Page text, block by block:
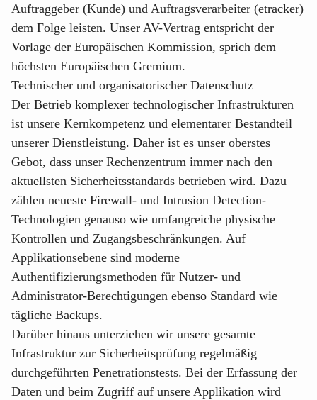
Auftraggeber (Kunde) und Auftragsverarbeiter (etracker)
dem Folge leisten. Unser AV-Vertrag entspricht der
Vorlage der Europäischen Kommission, sprich dem
höchsten Europäischen Gremium.
Technischer und organisatorischer Datenschutz
Der Betrieb komplexer technologischer Infrastrukturen
ist unsere Kernkompetenz und elementarer Bestandteil
unserer Dienstleistung. Daher ist es unser oberstes
Gebot, dass unser Rechenzentrum immer nach den
aktuellsten Sicherheitsstandards betrieben wird. Dazu
zählen neueste Firewall- und Intrusion Detection-
Technologien genauso wie umfangreiche physische
Kontrollen und Zugangsbeschränkungen. Auf
Applikationsebene sind moderne
Authentifizierungsmethoden für Nutzer- und
Administrator-Berechtigungen ebenso Standard wie
tägliche Backups.
Darüber hinaus unterziehen wir unsere gesamte
Infrastruktur zur Sicherheitsprüfung regelmäßig
durchgeführten Penetrationstests. Bei der Erfassung der
Daten und beim Zugriff auf unsere Applikation wird